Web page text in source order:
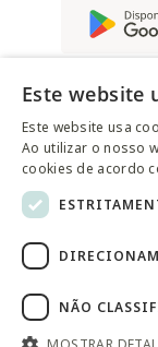
© 2025 Westwing
Av. Queiroz Filho,
São Paulo
Este website
Este website usa
Ao utilizar o nosso
cookies de acordo
NÃO